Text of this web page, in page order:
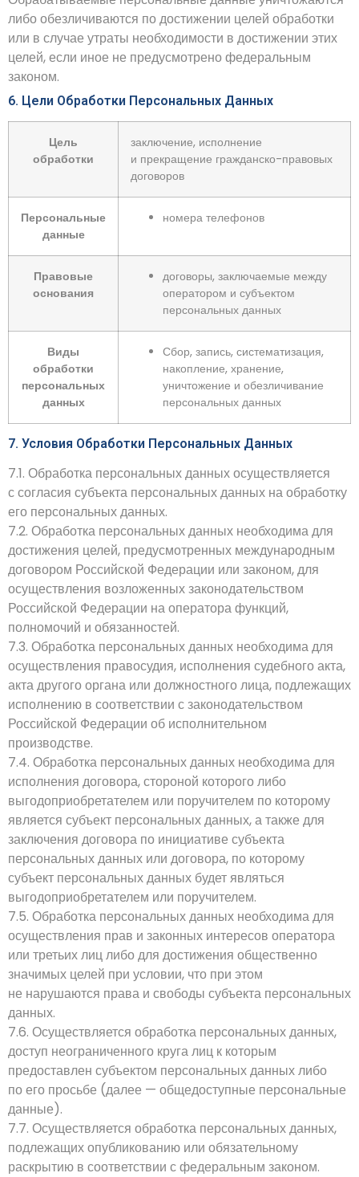
либо обезличиваются по достижении целей обработки
или в случае утраты необходимости в достижении этих
целей, если иное не предусмотрено федеральным
законом.
6. Цели Обработки Персональных Данных
Цель
обработки
заключение, исполнение
и прекращение гражданско-правовых
договоров
Персональные
данные
номера телефонов
Правовые
основания
договоры, заключаемые между
оператором и субъектом
персональных данных
Виды
обработки
персональных
данных
Сбор, запись, систематизация,
накопление, хранение,
уничтожение и обезличивание
персональных данных
7. Условия Обработки Персональных Данных
7.1. Обработка персональных данных осуществляется
с согласия субъекта персональных данных на обработку
его персональных данных.
7.2. Обработка персональных данных необходима для
достижения целей, предусмотренных международным
договором Российской Федерации или законом, для
осуществления возложенных законодательством
Российской Федерации на оператора функций,
полномочий и обязанностей.
7.3. Обработка персональных данных необходима для
осуществления правосудия, исполнения судебного акта,
акта другого органа или должностного лица, подлежащих
исполнению в соответствии с законодательством
Российской Федерации об исполнительном
производстве.
7.4. Обработка персональных данных необходима для
исполнения договора, стороной которого либо
выгодоприобретателем или поручителем по которому
является субъект персональных данных, а также для
заключения договора по инициативе субъекта
персональных данных или договора, по которому
субъект персональных данных будет являться
выгодоприобретателем или поручителем.
7.5. Обработка персональных данных необходима для
осуществления прав и законных интересов оператора
или третьих лиц либо для достижения общественно
значимых целей при условии, что при этом
не нарушаются права и свободы субъекта персональных
данных.
7.6. Осуществляется обработка персональных данных,
доступ неограниченного круга лиц к которым
предоставлен субъектом персональных данных либо
по его просьбе (далее — общедоступные персональные
данные).
7.7. Осуществляется обработка персональных данных,
подлежащих опубликованию или обязательному
раскрытию в соответствии с федеральным законом.